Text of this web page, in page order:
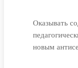
Оказывать
новым